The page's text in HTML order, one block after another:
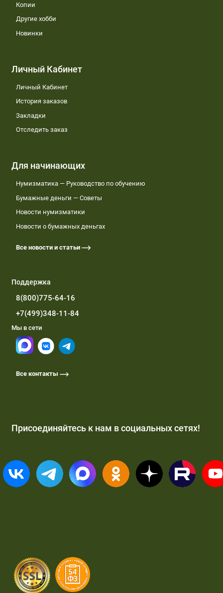
Копии
Другие хобби
Новинки
Личный Кабинет
Личный Кабинет
История заказов
Закладки
Отследить заказ
Для начинающих
Нумизматика — Руководство по обучению
Бумажные деньги — Советы
Новости нумизматики
Новости о бумажных деньгах
Все новости и статьи
Поддержка
8(800)775-64-16
+7(499)348-11-84
Мы в сети
Все контакты
Присоединяйтесь к нам в социальных сетях!